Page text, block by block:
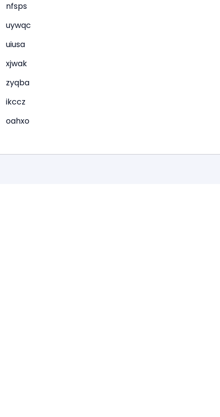
nfsps
uywqc
uiusa
xjwak
zyqba
ikccz
oahxo